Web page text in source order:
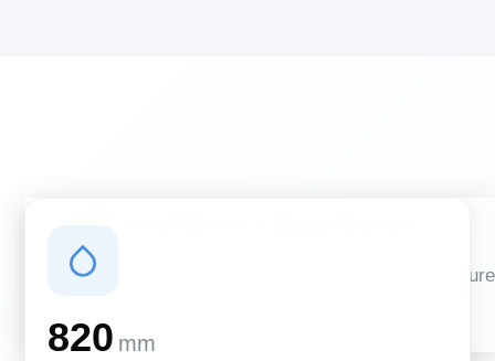
Des conditions qui influencent vos travaux de couverture
820 mm